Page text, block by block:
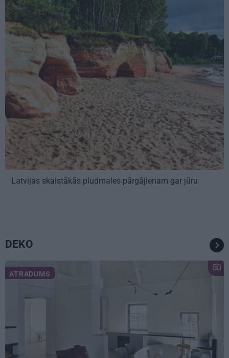
Latvijas skaistākās pludmales pārgājienam gar jūru
DEKO
ATRADUMS